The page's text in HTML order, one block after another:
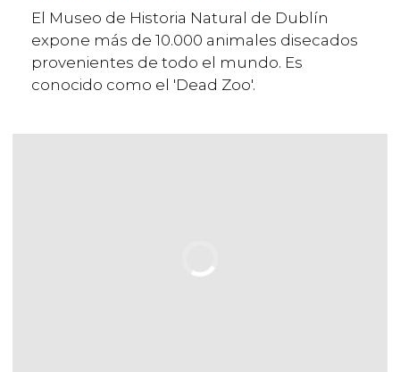
El Museo de Historia Natural de Dublín
expone más de 10.000 animales disecados
provenientes de todo el mundo. Es
conocido como el 'Dead Zoo'.